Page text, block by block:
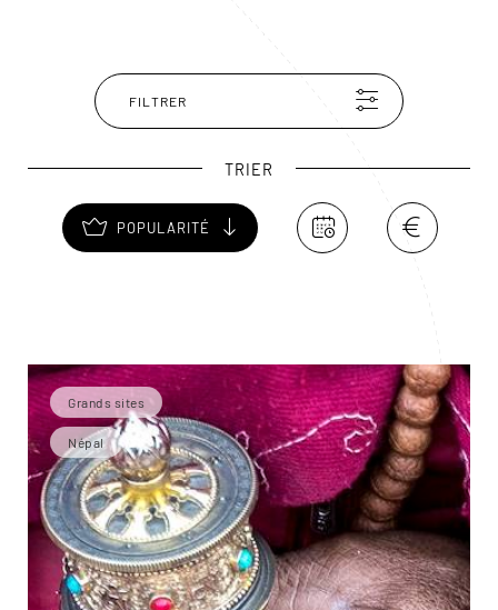
de petites échoppes. Le site est à découvrir de
préférence à l’aube ou au coucher du soleil.
FILTRER
TRIER
POPULARITÉ
Grands sites
Népal